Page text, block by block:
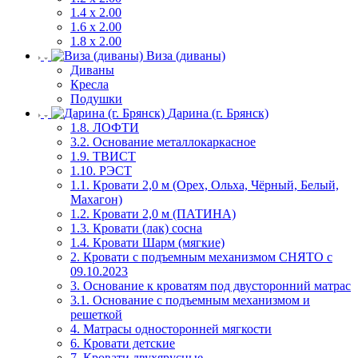
1.4 х 2.00
1.6 х 2.00
1.8 х 2.00
Виза (диваны)
Диваны
Кресла
Подушки
Дарина (г. Брянск)
1.8. ЛОФТИ
3.2. Основание металлокаркасное
1.9. ТВИСТ
1.10. РЭСТ
1.1. Кровати 2,0 м (Орех, Ольха, Чёрный, Белый,
Махагон)
1.2. Кровати 2,0 м (ПАТИНА)
1.3. Кровати (лак) сосна
1.4. Кровати Шарм (мягкие)
2. Кровати с подъемным механизмом СНЯТО с
09.10.2023
3. Основание к кроватям под двусторонний матрас
3.1. Основание с подъемным механизмом и
решеткой
4. Матрасы односторонней мягкости
6. Кровати детские